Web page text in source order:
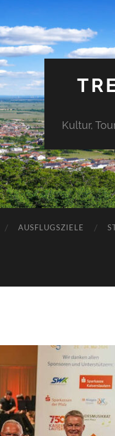
Kultur,
AUSFLUGSZIELE